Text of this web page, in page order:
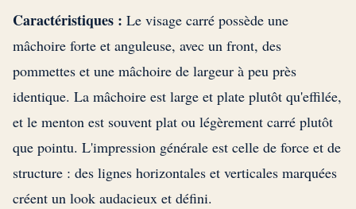
Caractéristiques : Le visage carré possède une
mâchoire forte et anguleuse, avec un front, des
pommettes et une mâchoire de largeur à peu près
identique. La mâchoire est large et plate plutôt qu'effilée,
et le menton est souvent plat ou légèrement carré plutôt
que pointu. L'impression générale est celle de force et de
structure : des lignes horizontales et verticales marquées
créent un look audacieux et défini.